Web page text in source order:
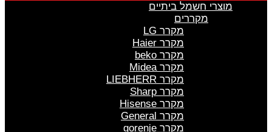
מוצרי חשמל ביתיים
מקררים
מקרר LG
מקרר Haier
מקרר beko
מקרר Midea
מקרר LIEBHERR
מקרר Sharp
מקרר Hisense
מקרר General
מקרר gorenje